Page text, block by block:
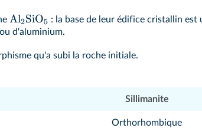
Al2SiO5 : la base de leur édifice cristallin
d'aluminium.
qu'a subi la roche initiale.
Sillimanite
Orthorhombique